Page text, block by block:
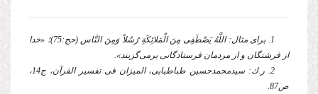
1. برای مثال: اللَّهُ یَصْطَفِی مِنَ الْمَلائِكَةِ رُسُلاً وَمِنَ النَّاس (حج:75)؛ «خدا
از فرشتگان و از مردمان فرستادگانی برمی‌گزیند».
2. ر.ك: سیدمحمدحسین طباطبایی، المیزان فی تفسیر القرآن، ج14،
ص87.